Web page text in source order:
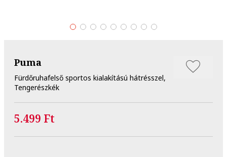
Puma
Fürdőruhafelső sportos kialakítású hátrésszel,
Tengerészkék
5.499 Ft